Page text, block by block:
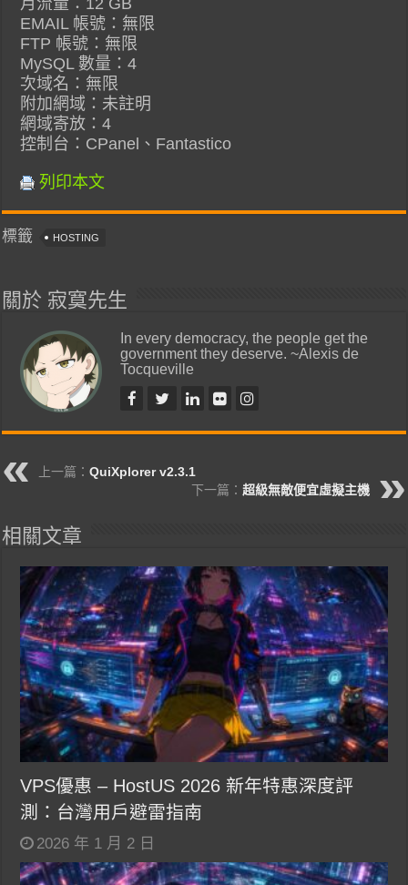
EMAIL 帳號：無限
FTP 帳號：無限
MySQL 數量：4
次域名：無限
附加網域：未註明
網域寄放：4
控制台：CPanel、Fantastico
列印本文
標籤 HOSTING
關於 寂寞先生
In every democracy, the people get the
government they deserve. ~Alexis de
Tocqueville
上一篇：QuiXplorer v2.3.1
下一篇： 超級無敵便宜虛擬主機
相關文章
VPS優惠 – HostUS 2026 新年特惠深度評
測：台灣用戶避雷指南
2026 年 1 月 2 日